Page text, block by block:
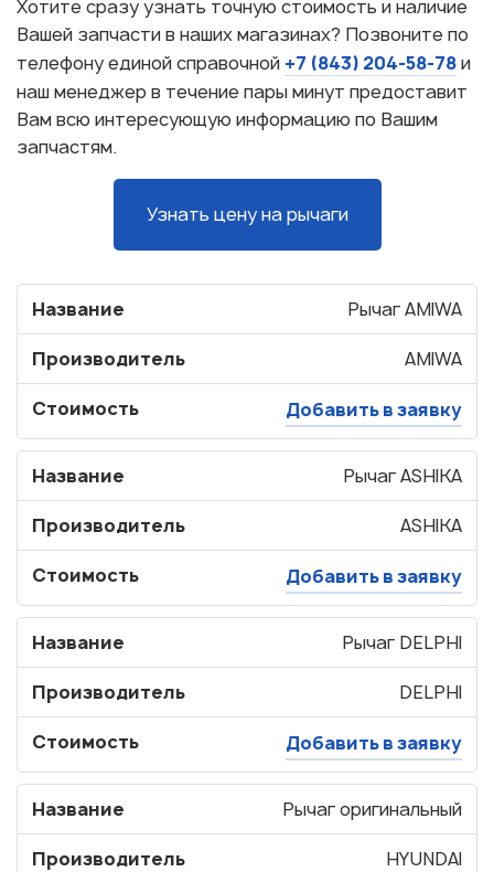
Хотите сразу узнать точную стоимость и наличие
Вашей запчасти в наших магазинах? Позвоните по
телефону единой справочной +7 (843) 204-58-78 и
наш менеджер в течение пары минут предоставит
Вам всю интересующую информацию по Вашим
запчастям.
Узнать цену на рычаги
Название Рычаг AMIWA
Производитель AMIWA
Стоимость Добавить в заявку
Название Рычаг ASHIKA
Производитель ASHIKA
Стоимость Добавить в заявку
Название Рычаг DELPHI
Производитель DELPHI
Стоимость Добавить в заявку
Название Рычаг оригинальный
Производитель HYUNDAI